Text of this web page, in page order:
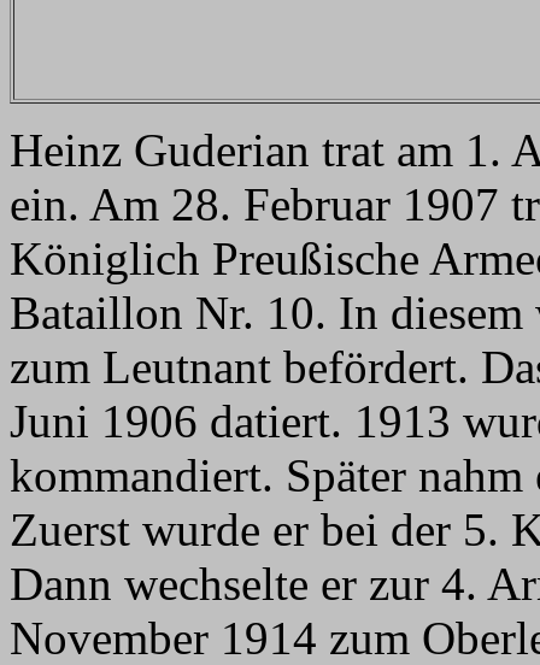
Heinz Guderian trat am 1.
ein. Am 28. Februar 1907
Königlich Preußische
Bataillon Nr. 10. In diesem
zum Leutnant befördert.
Juni 1906 datiert. 1913
kommandiert. Später
Zuerst wurde er bei der 5.
Dann wechselte er zur 4.
November 1914 zum